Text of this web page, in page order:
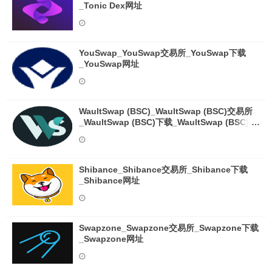
_Tonic Dex网址
YouSwap_YouSwap交易所_YouSwap下载
_YouSwap网址
WaultSwap (BSC)_WaultSwap (BSC)交易所
_WaultSwap (BSC)下载_WaultSwap (BSC)网
Shibance_Shibance交易所_Shibance下载
_Shibance网址
Swapzone_Swapzone交易所_Swapzone下载
_Swapzone网址